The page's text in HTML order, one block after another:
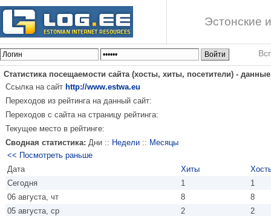
Эстонские
Статистика посещаемости сайта (хосты, хиты, посетители) -
Ссылка на сайт http://www.estwa.eu
Переходов из рейтинга на данный сайт:
Переходов с сайта на страницу рейтинга:
Текущее место в рейтинге:
Сводная статистика: Дни :: Недели :: Месяцы
<< Посмотреть раньше
Дата
Хиты
Сегодня
1
1
06 августа, чт
8
8
05 августа, ср
2
2